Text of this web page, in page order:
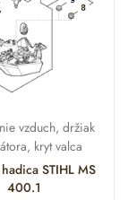
vzduch, držiak
kryt valca
STIHL MS
400.1